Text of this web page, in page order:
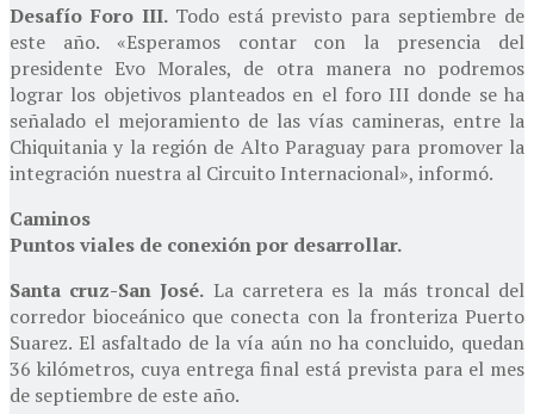
Desafío Foro III. Todo está previsto para septiembre de
este año. «Esperamos contar con la presencia del
presidente Evo Morales, de otra manera no podremos
lograr los objetivos planteados en el foro III donde se ha
señalado el mejoramiento de las vías camineras, entre la
Chiquitania y la región de Alto Paraguay para promover la
integración nuestra al Circuito Internacional», informó.
Caminos
Puntos viales de conexión por desarrollar.
Santa cruz-San José. La carretera es la más troncal del
corredor bioceánico que conecta con la fronteriza Puerto
Suarez. El asfaltado de la vía aún no ha concluido, quedan
36 kilómetros, cuya entrega final está prevista para el mes
de septiembre de este año.